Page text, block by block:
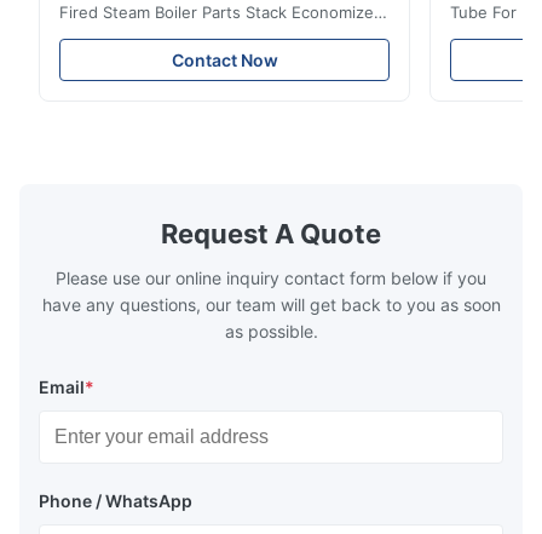
Fired Steam Boiler Parts Stack Economizer
Coil Boiler economizer Boiler Economizer is
the energy improving device that helps to
reduce the cost of operation by saving the
boilers is generally in the temperature
range of 200°C – 250°C, so there
Contact Now
Tube For
reduce the
Request A Quote
Please use our online inquiry contact form below if you
have any questions, our team will get back to you as soon
as possible.
Email*
Phone / WhatsApp